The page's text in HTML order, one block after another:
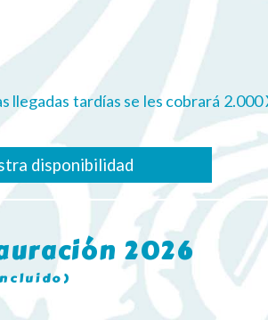
llegadas tardías se les cobrará
disponibilidad
2026